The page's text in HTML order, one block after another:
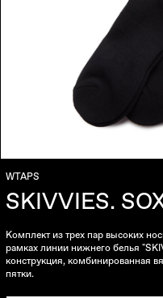
WTAPS
SKIVVIES.
Комплект из трех пар высоких
рамках линии нижнего белья
конструкция, комбинированная
пятки.